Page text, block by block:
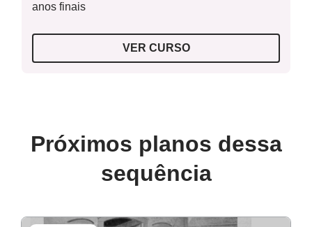
anos finais
VER CURSO
Próximos planos dessa
sequência